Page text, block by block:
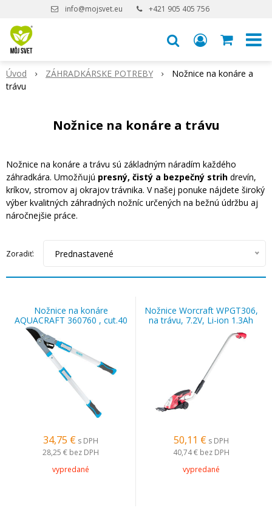
info@mojsvet.eu +421 905 405 756
Úvod ZÁHRADKÁRSKE POTREBY
Nožnice na konáre a
trávu
Nožnice na konáre a trávu
Nožnice na konáre a trávu sú základným náradím každého
záhradkára. Umožňujú presný, čistý a bezpečný strih drevín,
kríkov, stromov aj okrajov trávnika. V našej ponuke nájdete široký
výber kvalitných záhradných nožníc určených na bežnú údržbu aj
náročnejšie práce.
Zoradiť: Prednastavené
Nožnice na konáre
AQUACRAFT 360760 , cut.40
mm, Alu/SoftGrip,
nastaviteľné +30 cm
34,75 € s DPH
28,25 € bez DPH
vypredané
Nožnice Worcraft WPGT306,
na trávu, 7.2V, Li-ion 1.3Ah
50,11 € s DPH
40,74 € bez DPH
vypredané